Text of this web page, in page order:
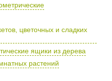
цветочных и сладких
ящики из дерева
растений